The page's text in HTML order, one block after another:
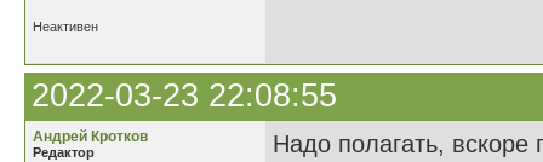
Неактивен
2022-03-23 22:08:55
Андрей Кротков
Редактор
Надо полагать,